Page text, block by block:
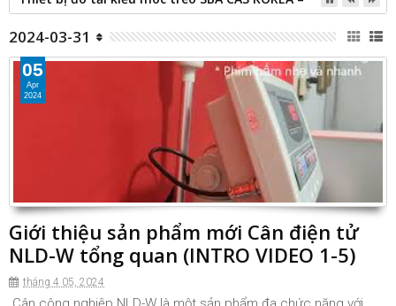
2024-03-31
Giới thiệu sản phẩm mới Cân điện tử
NLD-W tổng quan (INTRO VIDEO 1-5)
tháng 4 05, 2024
05
Apr
2024